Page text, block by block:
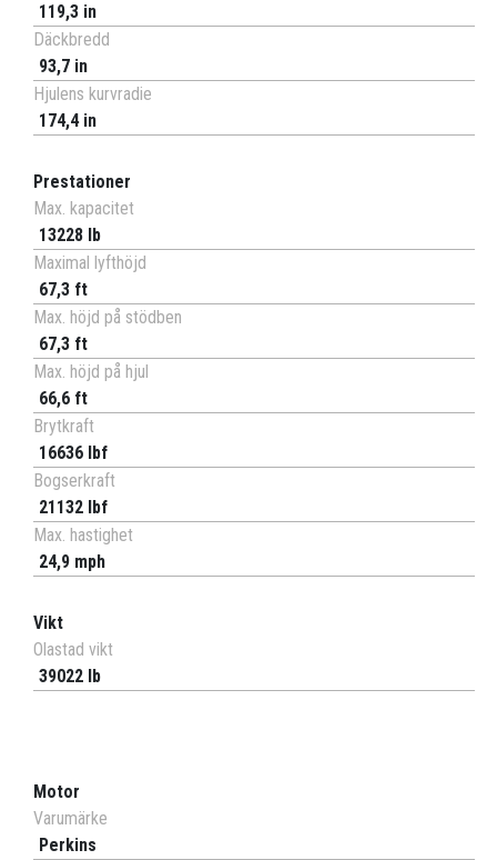
119,3 in
Däckbredd
93,7 in
Hjulens kurvradie
174,4 in
Prestationer
Max. kapacitet
13228 lb
Maximal lyfthöjd
67,3 ft
Max. höjd på stödben
67,3 ft
Max. höjd på hjul
66,6 ft
Brytkraft
16636 lbf
Bogserkraft
21132 lbf
Max. hastighet
24,9 mph
Vikt
Olastad vikt
39022 lb
Motor
Varumärke
Perkins